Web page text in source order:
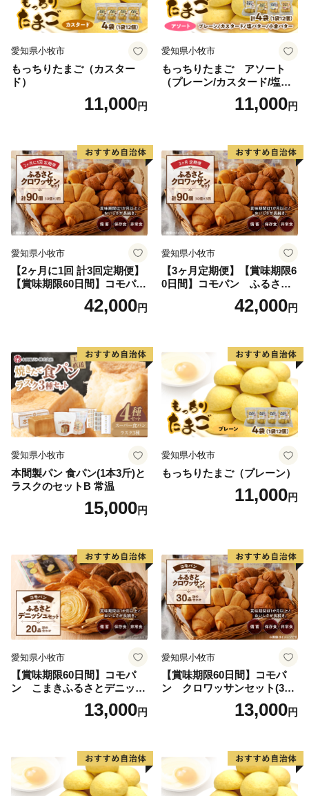
す。
※これまではワンストップ特例申請書の受付が完了する
と、圧着ハガキにてお知らせ
付完了の旨を通知しております。
が固定電話など）
につきましては、完了通知を郵送しております。
※平成30年1月1日より、お礼の品の送付は、稲敷市外
にお住いの方のご寄附（申込）に限らせていただきま
す。
※寄附につきましては、年度内の回数制限は現在設けて
おりません。
※お礼の品のお届けには1～2ヶ月程度かかることがあり
ます。
※特典商品の写真はイメージです。
愛知県小牧市
もっちりたまご（カスター
ド）
11,000円
愛知県小牧市
もっちりたまご アソート
（プレーン/カスタード/塩バ
ター/小倉バター）11,000円
愛知県小牧市
【2ヶ月に1回 計3回定期便】
【賞味期限60日間】コモパ
ン ふるさとクロワッサンセ
ット（計90個）／災害用備蓄
42,000円
愛知県小牧市
【3ヶ月定期便】【賞味期限6
0日間】コモパン ふるさと
クロワッサンセット（計90
個）／災害用備蓄 保存食 非
42,000円
愛知県小牧市
本間製パン 食パン(1本3斤)と
ラスクのセットB 常温
15,000円
愛知県小牧市
もっちりたまご（プレーン）
11,000円
愛知県小牧市
【賞味期限60日間】コモパ
ン こまきふるさとデニッシ
ュセット（20個入り）／災害
用備蓄 保存食 非常食 防災グ
13,000円
愛知県小牧市
【賞味期限60日間】コモパ
ン クロワッサンセット(30
個入り)／災害用備蓄 保存食
非常食 防災グッズにも
13,000円